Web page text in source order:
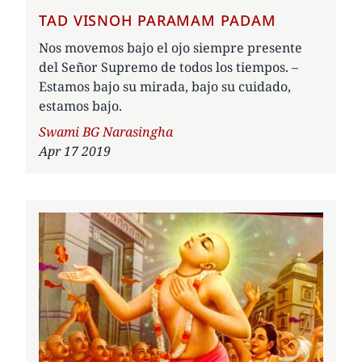
TAD VISNOH PARAMAM PADAM
Nos movemos bajo el ojo siempre presente
del Señor Supremo de todos los tiempos. –
Estamos bajo su mirada, bajo su cuidado,
estamos bajo.
Author
Swami BG Narasingha
Apr 17 2019